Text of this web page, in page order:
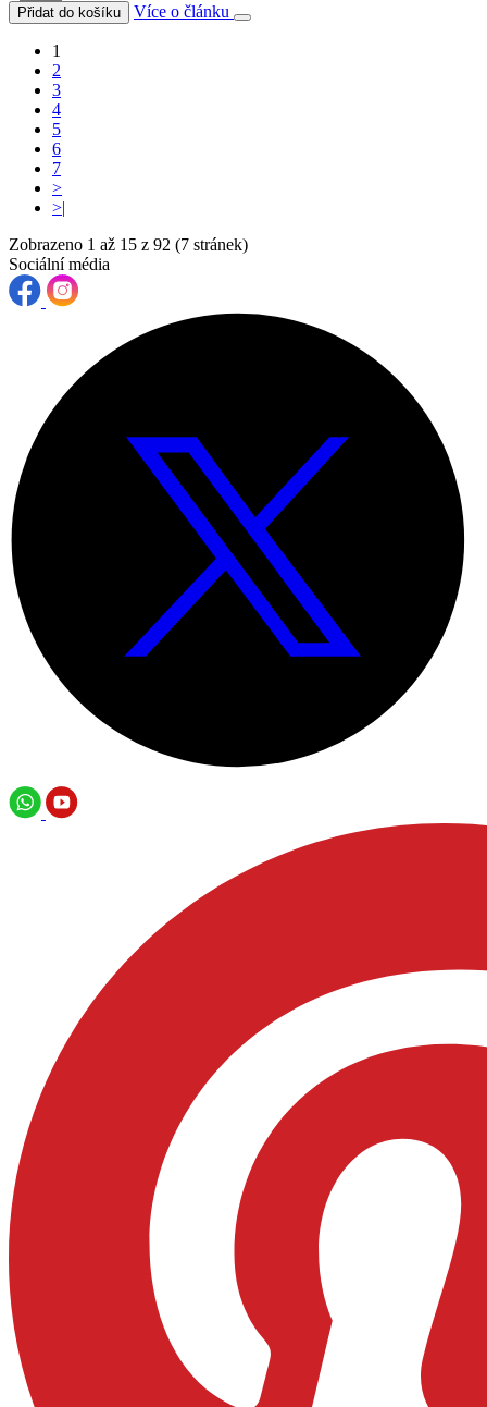
Přidat do košíku Více o článku
1
2
3
4
5
6
7
>
>|
Zobrazeno 1 až 15 z 92 (7 stránek)
Sociální média